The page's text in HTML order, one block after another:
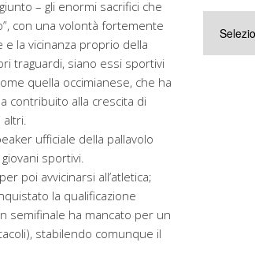
– gli enormi sacrifici che
con una volontà fortemente
e la vicinanza proprio della
traguardi, siano essi sportivi
quella occimianese, che ha
contribuito alla crescita di
altri.
ufficiale della pallavolo
sportivi.
poi avvicinarsi all’atletica;
la qualificazione
semifinale ha mancato per un
stabilendo comunque il